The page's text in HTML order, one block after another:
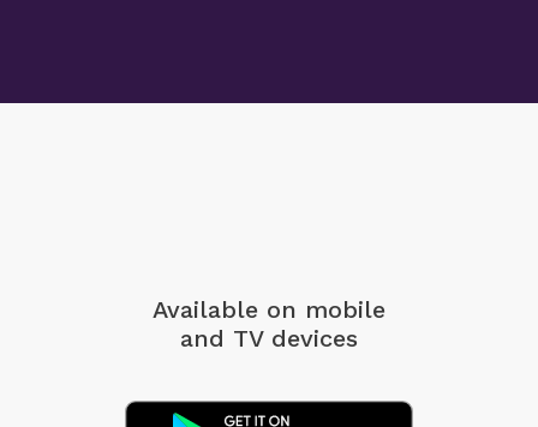
Available on mobile
and TV devices